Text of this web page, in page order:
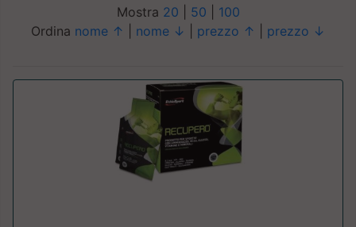
Mostra 20 50
100
Ordina nome ↑ nome ↓ prezzo ↑ prezzo ↓